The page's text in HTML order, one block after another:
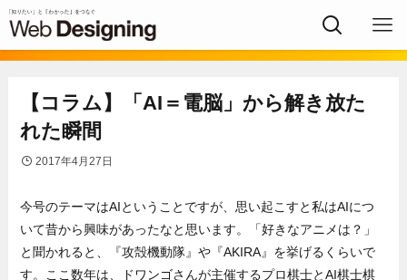
【コラム】「AI＝電脳」から解き放た
れた瞬間
2017年4月27日
今号のテーマはAIということですが、思い起こすと私はAIにつ
いて昔から興味があったなと思います。「好きなアニメは？」
と聞かれると、『攻殻機動隊』や『AKIRA』を挙げるくらいで
す。ここ数年は、ドワンゴさんが主催するプロ棋士とAI棋士棋